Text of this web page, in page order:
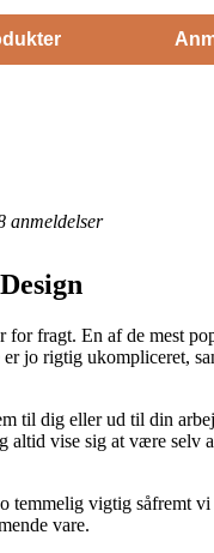
anmeldelser
for fragt. En af de mest
jo rigtig ukompliceret,
til dig eller ud til din
vise sig at være
temmelig vigtig såfremt
vare.